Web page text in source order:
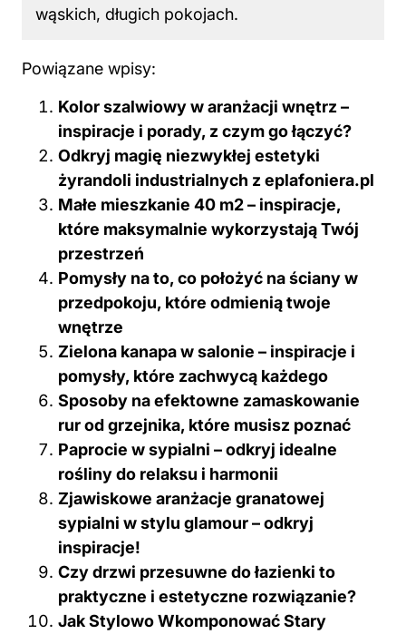
wąskich, długich pokojach.
Powiązane wpisy:
Kolor szalwiowy w aranżacji wnętrz –
inspiracje i porady, z czym go łączyć?
Odkryj magię niezwykłej estetyki
żyrandoli industrialnych z eplafoniera.pl
Małe mieszkanie 40 m2 – inspiracje,
które maksymalnie wykorzystają Twój
przestrzeń
Pomysły na to, co położyć na ściany w
przedpokoju, które odmienią twoje
wnętrze
Zielona kanapa w salonie – inspiracje i
pomysły, które zachwycą każdego
Sposoby na efektowne zamaskowanie
rur od grzejnika, które musisz poznać
Paprocie w sypialni – odkryj idealne
rośliny do relaksu i harmonii
Zjawiskowe aranżacje granatowej
sypialni w stylu glamour – odkryj
inspiracje!
Czy drzwi przesuwne do łazienki to
praktyczne i estetyczne rozwiązanie?
Jak Stylowo Wkomponować Stary